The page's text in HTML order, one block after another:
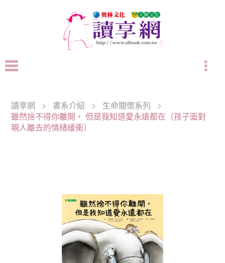
讀享網 > 書系介紹 > 生命關懷系列
>
雖然捨不得你離開， 但是我知道愛永遠都在（孩子面對
親人離去的情緒緩衝）